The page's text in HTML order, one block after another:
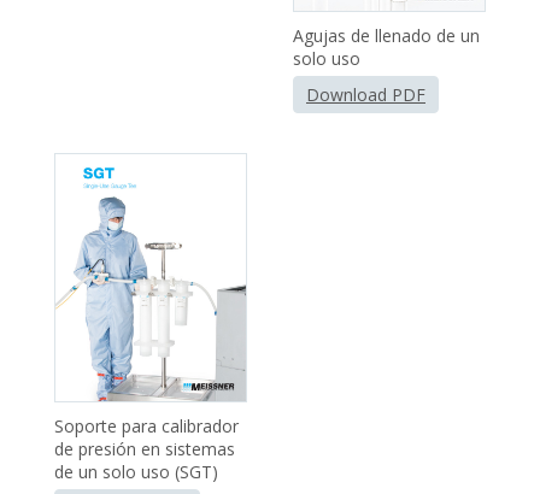
Agujas de llenado de un
solo uso
Download PDF
Soporte para calibrador
de presión en sistemas
de un solo uso (SGT)